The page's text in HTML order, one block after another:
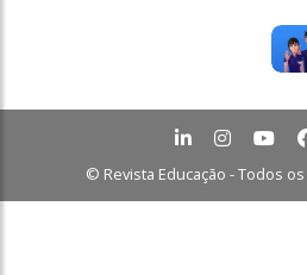
© Revista Educação - Todos